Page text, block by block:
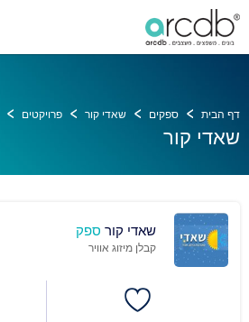
דף הבית ספקים שאדי קור פרויקטים
שאדי קור
שאדי קור ספק
קבלן מיזוג אוויר